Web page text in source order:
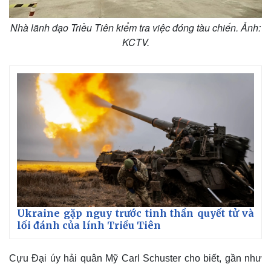
Nhà lãnh đạo Triều Tiên kiểm tra việc đóng tàu chiến. Ảnh:
KCTV.
Ukraine gặp nguy trước tinh thần quyết tử và
lối đánh của lính Triều Tiên
Cựu Đại úy hải quân Mỹ Carl Schuster cho biết, gần như